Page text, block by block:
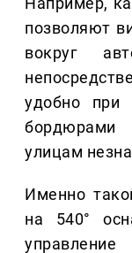
позволяют
вокруг
удобно при
улицам
Именно
на 540°